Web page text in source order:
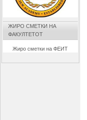
ЖИРО СМЕТКИ НА
ФАКУЛТЕТОТ
Жиро сметки на ФЕИТ